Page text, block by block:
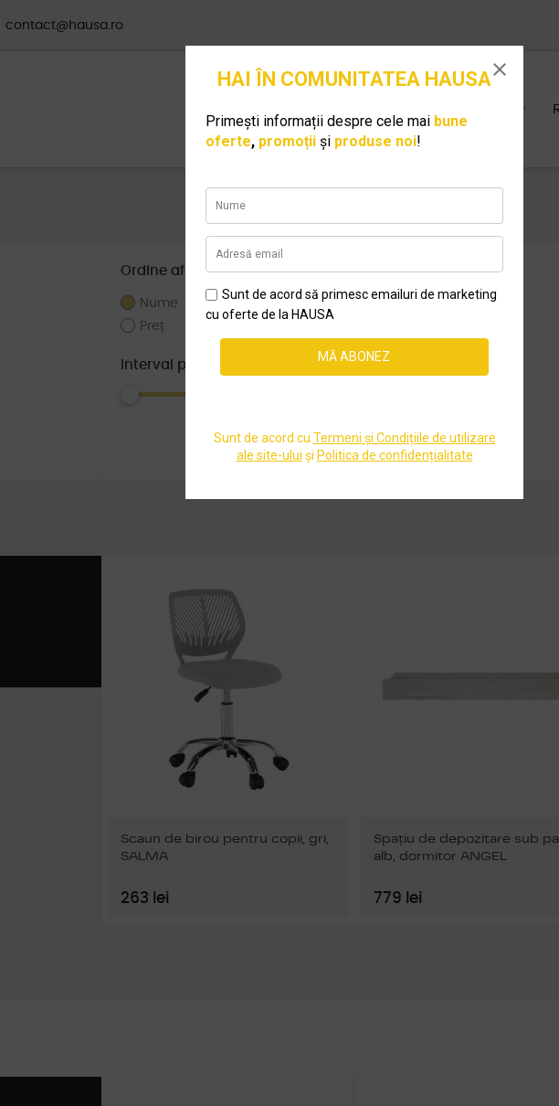
contact@hausa.ro
Produse
Ordine afișare
Nume
Preț
Interval preț
Culoare
Toate
+
Scaun de birou pentru copii, gri,
SALMA
263 lei
Spaţiu de depozitare sub
alb, dormitor ANGEL
779 lei